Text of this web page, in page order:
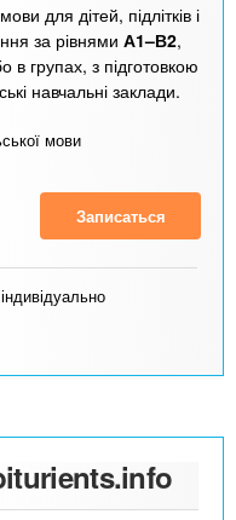
для дітей, підлітків і
за рівнями А1–В2,
в групах, з підготовкою
навчальні заклади.
мови
Записаться
індивідуально